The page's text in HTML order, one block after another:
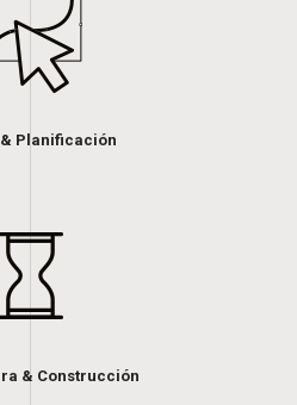
Planificación
& Construcción